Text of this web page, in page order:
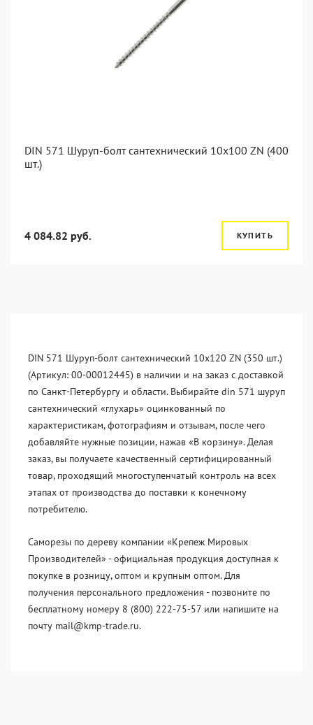
DIN 571 Шуруп-болт сантехнический 10x100 ZN (400
шт.)
4 084.82 руб. КУПИТЬ
DIN 571 Шуруп-болт сантехнический 10x120 ZN (350 шт.)
(Артикул: 00-00012445) в наличии и на заказ с доставкой
по Санкт-Петербургу и области. Выбирайте din 571 шуруп
сантехнический «глухарь» оцинкованный по
характеристикам, фотографиям и отзывам, после чего
добавляйте нужные позиции, нажав «В корзину». Делая
заказ, вы получаете качественный сертифицированный
товар, проходящий многоступенчатый контроль на всех
этапах от производства до поставки к конечному
потребителю.
Саморезы по дереву компании «Крепеж Мировых
Производителей» - официальная продукция доступная к
покупке в розницу, оптом и крупным оптом. Для
получения персонального предложения - позвоните по
бесплатному номеру 8 (800) 222-75-57 или напишите на
почту mail@kmp-trade.ru.